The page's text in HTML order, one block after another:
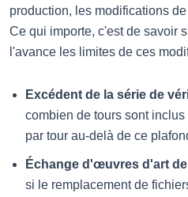
production, les modifications
Ce qui importe, c'est de savoir
l'avance les limites de ces
Excédent de la série de
combien de tours sont
par tour au-delà de ce
Échange d'œuvres d'art
si le remplacement de